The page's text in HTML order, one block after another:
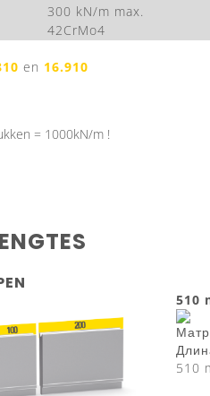
300 kN/m max.
42CrMo4
en 16.910
= 1000kN/m !
510